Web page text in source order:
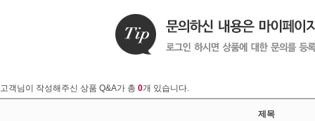
고객님이 작성해주신 상품 Q&A가 총 0개 있습니다.
제목